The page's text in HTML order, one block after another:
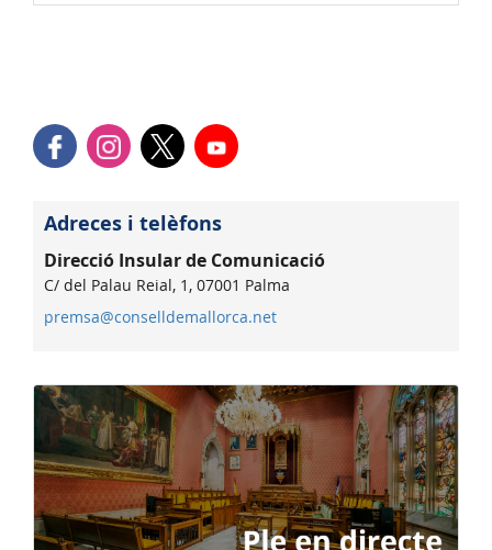
Adreces i telèfons
Direcció Insular de Comunicació
C/ del Palau Reial, 1, 07001 Palma
premsa@conselldemallorca.net